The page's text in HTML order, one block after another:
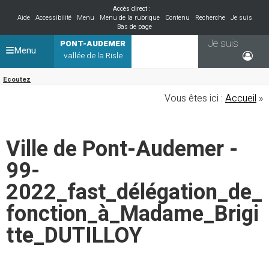
Accès direct :
Aide
Accessibilité Menu Menu de la rubrique Contenu Recherche
Je suis
Bas de page
PONT-AUDEMER
vallée de la Risle
Ecoutez
Je suis
Menu
Vous êtes ici : Accueil »
Ville de Pont-Audemer -
99-
2022_fast_délégation_de_
fonction_à_Madame_Brigi
tte_DUTILLOY